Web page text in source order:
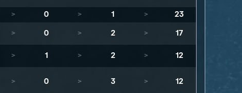
> 0 > 1 > 23
> 0 > 2 > 17
> 1 > 2 > 12
> 0 > 3 > 12